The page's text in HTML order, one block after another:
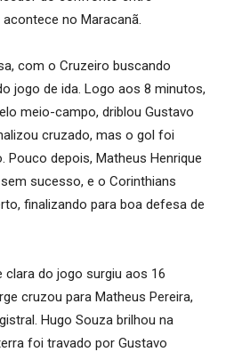
no Maracanã.
com o Cruzeiro buscando
jogo de ida. Logo aos 8 minutos,
meio-campo, driblou Gustavo
cruzado, mas o gol foi
Pouco depois, Matheus Henrique
sucesso, e o Corinthians
finalizando para boa defesa de
clara do jogo surgiu aos 16
cruzou para Matheus Pereira,
Hugo Souza brilhou na
foi travado por Gustavo